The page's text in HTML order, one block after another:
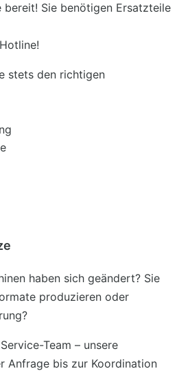
bereit! Sie benötigen Ersatzteile
stets den richtigen
haben sich geändert? Sie
produzieren oder
Team – unsere
Anfrage bis zur Koordination